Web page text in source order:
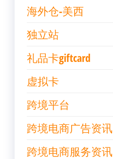
海外仓-美西
独立站
礼品卡giftcard
虚拟卡
跨境平台
跨境电商广告资讯
跨境电商服务资讯